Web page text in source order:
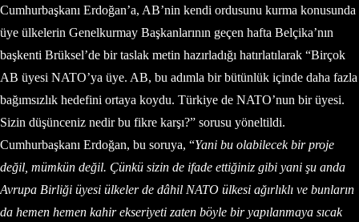
Cumhurbaşkanı Erdoğan’a, AB’nin kendi ordusunu kurma konusunda
üye ülkelerin Genelkurmay Başkanlarının geçen hafta Belçika’nın
başkenti Brüksel’de bir taslak metin hazırladığı hatırlatılarak “Birçok
AB üyesi NATO’ya üye. AB, bu adımla bir bütünlük içinde daha fazla
bağımsızlık hedefini ortaya koydu. Türkiye de NATO’nun bir üyesi.
Sizin düşünceniz nedir bu fikre karşı?” sorusu yöneltildi.
Cumhurbaşkanı Erdoğan, bu soruya, “Yani bu olabilecek bir proje
değil, mümkün değil. Çünkü sizin de ifade ettiğiniz gibi yani şu anda
Avrupa Birliği üyesi ülkeler de dâhil NATO ülkesi ağırlıklı ve bunların
da hemen hemen kahir ekseriyeti zaten böyle bir yapılanmaya sıcak